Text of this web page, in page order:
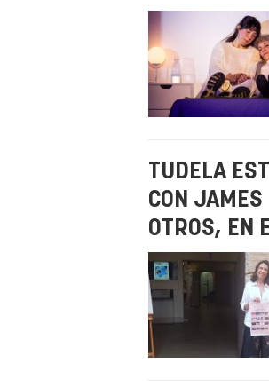
TUDELA
CON
OTROS, EN